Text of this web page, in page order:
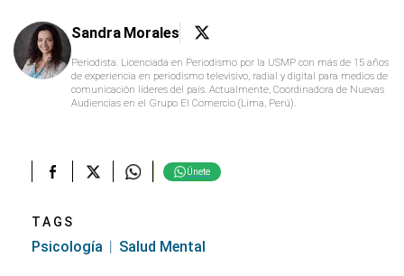
Sandra Morales
Periodista. Licenciada en Periodismo por la USMP con más de 15 años
de experiencia en periodismo televisivo, radial y digital para medios de
comunicación líderes del país. Actualmente, Coordinadora de Nuevas
Audiencias en el Grupo El Comercio (Lima, Perú).
Únete
TAGS
Psicología Salud Mental